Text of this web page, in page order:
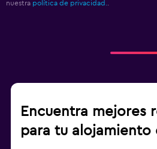
nuestra política de privacidad.
Encuentra mejores
para tu alojamiento